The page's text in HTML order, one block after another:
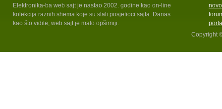
Elektronika-ba web sajt je nastao 2002. godine kao on-line
kolekcija raznih shema koje su slali posjetioci sajta. Danas
kao što vidite, web sajt je malo opširniji.
Copyright